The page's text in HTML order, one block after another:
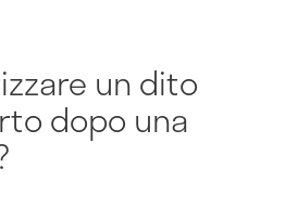
un dito
dopo una